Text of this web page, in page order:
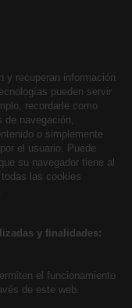
y recuperan información
pueden servir
recordarle como
de navegación,
o simplemente
el usuario. Puede
su navegador tiene al
las cookies
y finalidades:
el funcionamiento
de este web.